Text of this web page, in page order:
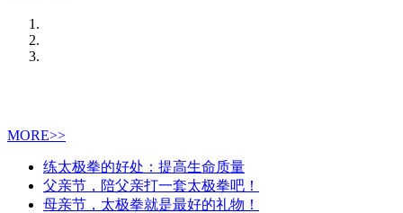
MORE>>
练太极拳的好处：提高生命质量
父亲节，陪父亲打一套太极拳吧！
母亲节，太极拳就是最好的礼物！